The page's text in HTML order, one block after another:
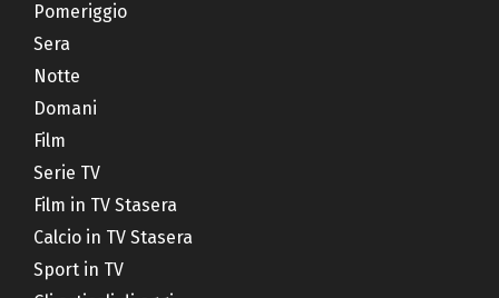
Pomeriggio
Sera
Notte
Domani
Film
Serie TV
Film in TV Stasera
Calcio in TV Stasera
Sport in TV